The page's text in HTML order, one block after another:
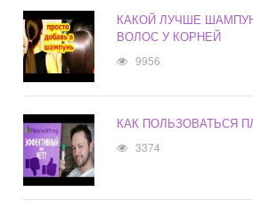
КАКОЙ ЛУЧШЕ
ВОЛОС У КОРНЕЙ
9956
КАК ПОЛЬЗОВАТЬСЯ
3374